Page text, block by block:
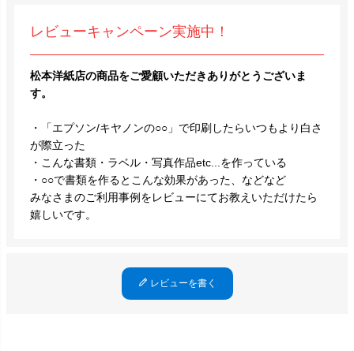
レビューキャンペーン実施中！
松本洋紙店の商品をご愛顧いただきありがとうございま
す。
・「エプソン/キヤノンの○○」で印刷したらいつもより白さ
が際立った
・こんな書類・ラベル・写真作品etc...を作っている
・○○で書類を作るとこんな効果があった、などなど
みなさまのご利用事例をレビューにてお教えいただけたら
嬉しいです。
レビューを書く